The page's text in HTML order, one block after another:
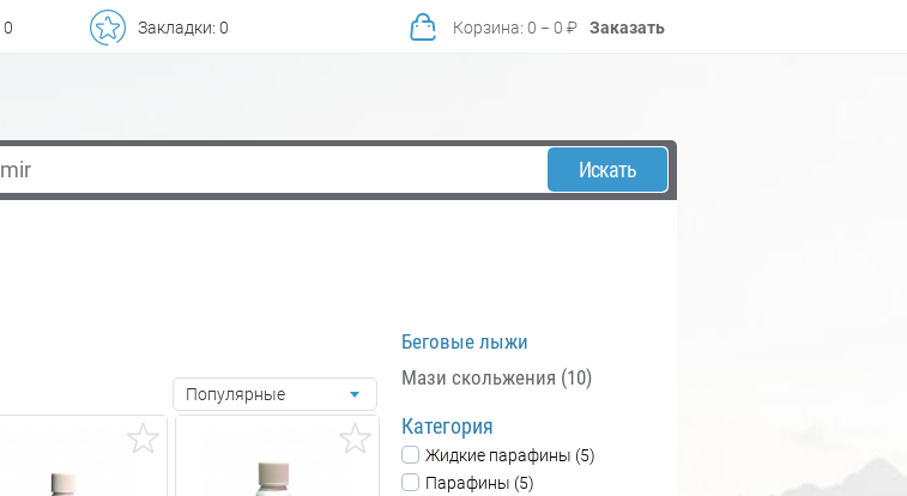
0 Закладки: 0 Корзина: 0 − 0 ₽ Заказать
Искать
Популярные
Беговые лыжи
Мази скольжения (10)
Категория
Жидкие парафины (5)
Парафины (5)